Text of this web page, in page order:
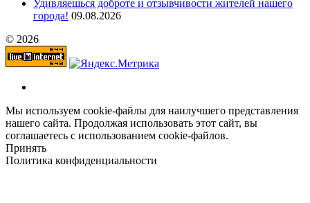
Удивляешься доброте и отзывчивости жителей нашего
города! 09.08.2026
© 2026
Мы используем cookie-файлы для наилучшего представления
нашего сайта. Продолжая использовать этот сайт, вы
соглашаетесь с использованием cookie-файлов.
Принять
Политика конфиденциальности